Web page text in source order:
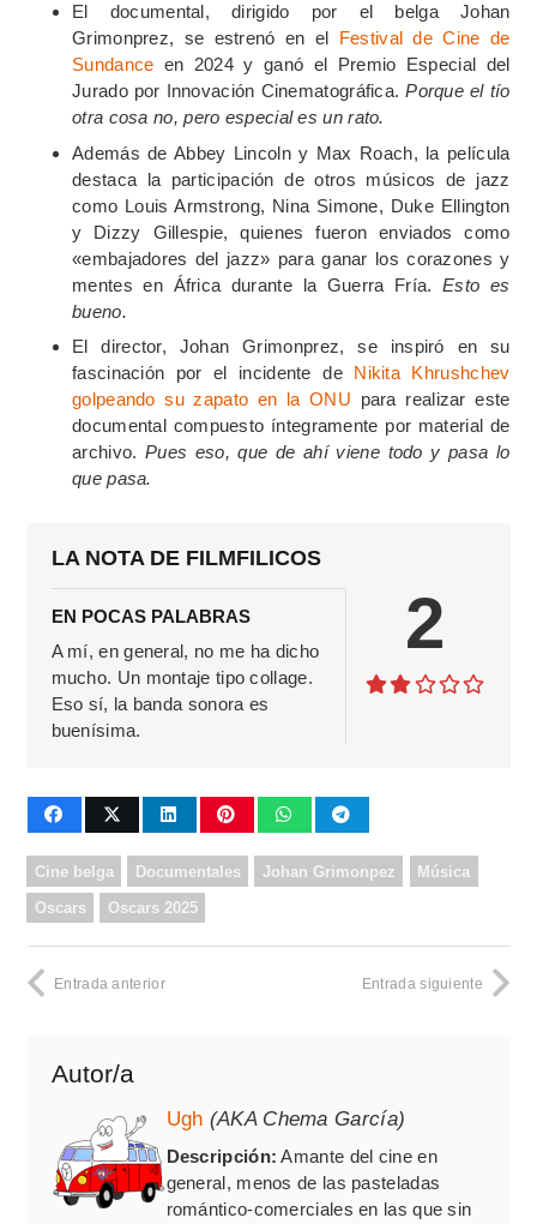
El documental, dirigido por el belga Johan
Grimonprez, se estrenó en el Festival de Cine de
Sundance en 2024 y ganó el Premio Especial del
Jurado por Innovación Cinematográfica. Porque el tío
otra cosa no, pero especial es un rato.
Además de Abbey Lincoln y Max Roach, la película
destaca la participación de otros músicos de jazz
como Louis Armstrong, Nina Simone, Duke Ellington
y Dizzy Gillespie, quienes fueron enviados como
«embajadores del jazz» para ganar los corazones y
mentes en África durante la Guerra Fría. Esto es
bueno.
El director, Johan Grimonprez, se inspiró en su
fascinación por el incidente de Nikita Khrushchev
golpeando su zapato en la ONU para realizar este
documental compuesto íntegramente por material de
archivo. Pues eso, que de ahí viene todo y pasa lo
que pasa.
LA NOTA DE FILMFILICOS
EN POCAS PALABRAS
A mí, en general, no me ha dicho
mucho. Un montaje tipo collage.
Eso sí, la banda sonora es
buenísima.
2
Cine belga Documentales Johan Grimonpez Música
Oscars Oscars 2025
Entrada anterior Entrada siguiente
Autor/a
Ugh (AKA Chema García)
Descripción: Amante del cine en
general, menos de las pasteladas
romántico-comerciales en las que sin